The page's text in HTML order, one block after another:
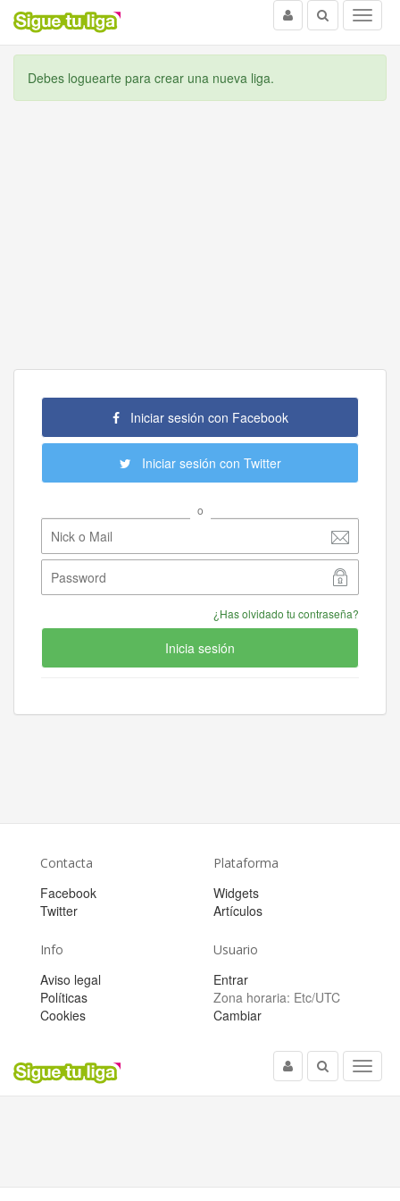
Menu
Buscar
Usuario
Debes loguearte para crear una nueva liga.
Iniciar sesión con Facebook
Iniciar sesión con Twitter
o
¿Has olvidado tu contraseña?
Inicia sesión
Contacta
Facebook
Twitter
Plataforma
Widgets
Artículos
Info
Aviso legal
Políticas
Cookies
Usuario
Entrar
Zona horaria: Etc/UTC
Cambiar
Menu
Buscar
Usuario